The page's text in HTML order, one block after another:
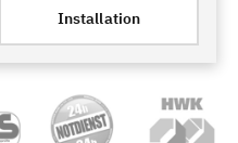
Installation